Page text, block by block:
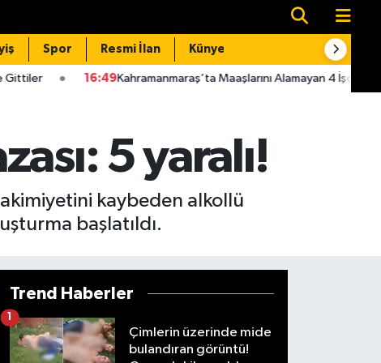
Spor Resmi İlan Künye
Kahramanmaraş’ta Maaşlarını Alamayan 4 İşçi Kule Vince Çıktı!
5 yaralı!
kaybeden alkollü
başlatıldı.
Trend Haberler
Çimlerin üzerinde mide
bulandıran görüntü!
1